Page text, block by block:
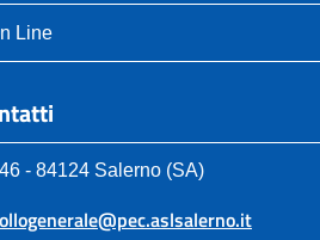
Line
- 84124 Salerno (SA)